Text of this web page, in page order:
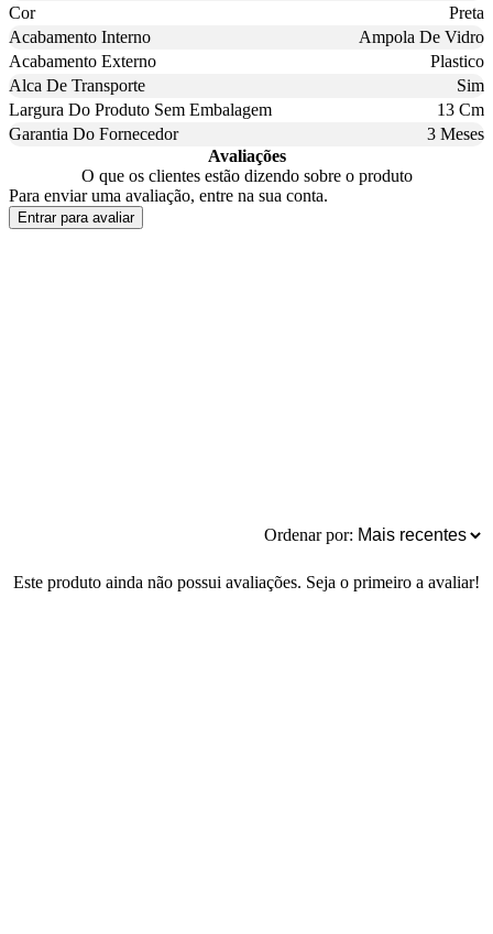
Cor
Preta
Acabamento Interno
Ampola De Vidro
Acabamento Externo
Plastico
Alca De Transporte
Sim
Largura Do Produto Sem Embalagem
13 Cm
Garantia Do Fornecedor
3 Meses
Avaliações
O que os clientes estão dizendo sobre o produto
Para enviar uma avaliação, entre na sua conta.
Entrar para avaliar
Ordenar por:
Este produto ainda não possui avaliações. Seja o primeiro a avaliar!